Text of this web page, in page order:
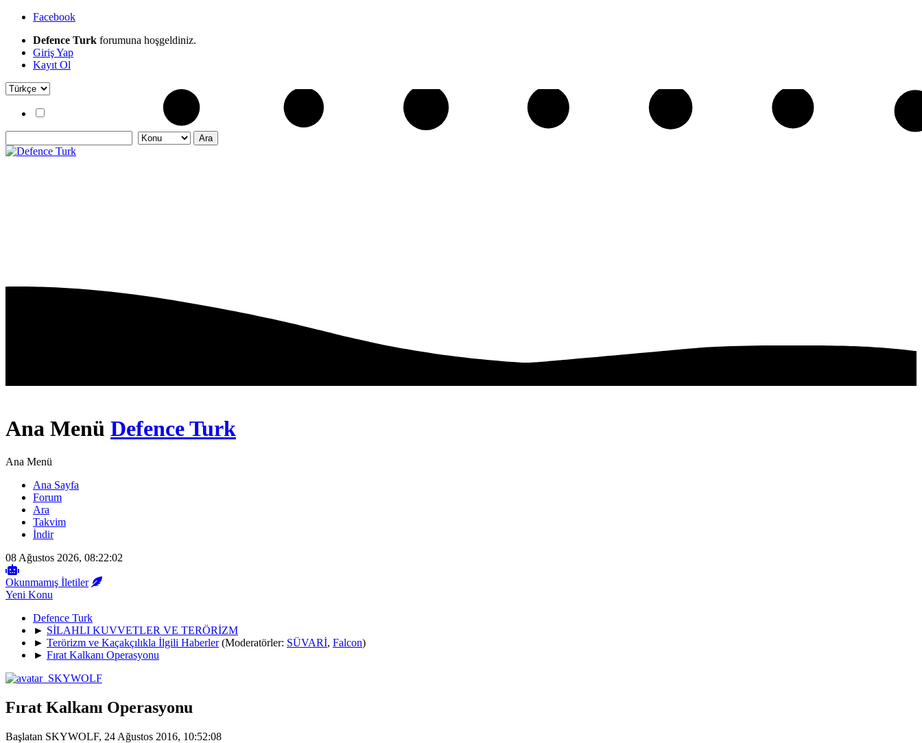
Facebook
Defence Turk forumuna hoşgeldiniz.
Giriş Yap
Kayıt Ol
Ana Menü Defence Turk
Ana Menü
Ana Sayfa
Forum
Ara
Takvim
İndir
08 Ağustos 2026, 08:22:02
Okunmamış İletiler
Yeni Konu
Defence Turk
► SİLAHLI KUVVETLER VE TERÖRİZM
► Terörizm ve Kaçakçılıkla İlgili Haberler (Moderatörler: SÜVARİ, Falcon)
► Fırat Kalkanı Operasyonu
Fırat Kalkanı Operasyonu
Başlatan SKYWOLF, 24 Ağustos 2016, 10:52:08